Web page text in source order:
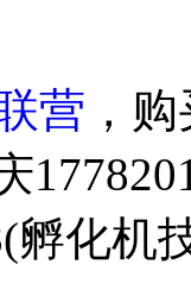
营 ，
孵化